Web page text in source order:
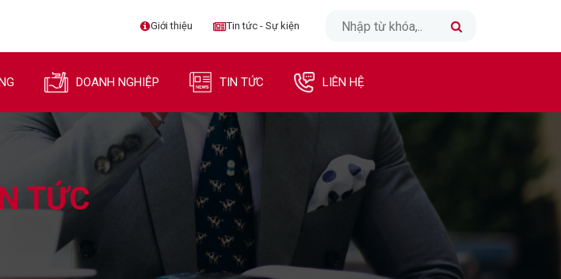
Giới thiệu Tin tức - Sự kiện
DOANH NGHIỆP TIN TỨC LIÊN HỆ
TỨC
TRANG CHỦ
TRUYỀN HÌNH
DI ĐỘNG
DOANH NGHIỆP